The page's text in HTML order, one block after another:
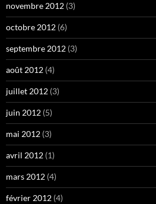
novembre 2012 (3)
octobre 2012 (6)
septembre 2012 (3)
août 2012 (4)
juillet 2012 (3)
juin 2012 (5)
mai 2012 (3)
avril 2012 (1)
mars 2012 (4)
février 2012 (4)